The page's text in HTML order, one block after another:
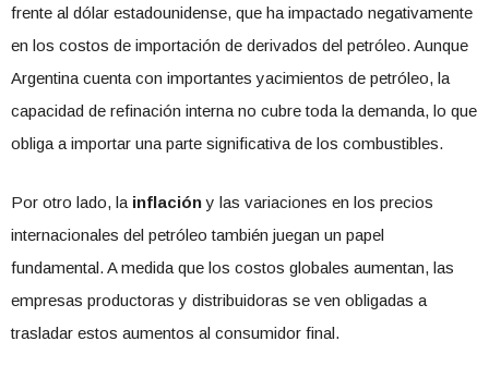
frente al dólar estadounidense, que ha impactado negativamente
en los costos de importación de derivados del petróleo. Aunque
Argentina cuenta con importantes yacimientos de petróleo, la
capacidad de refinación interna no cubre toda la demanda, lo que
obliga a importar una parte significativa de los combustibles.
Por otro lado, la inflacióny las variaciones en los precios
internacionales del petróleo también juegan un papel
fundamental. A medida que los costos globales aumentan, las
empresas productoras y distribuidoras se ven obligadas a
trasladar estos aumentos al consumidor final.